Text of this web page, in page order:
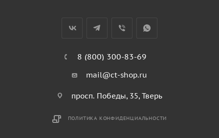
8 (800) 300-83-69
mail@ct-shop.ru
просп. Победы, 35, Тверь
ПОЛИТИКА КОНФИДЕНЦИАЛЬНОСТИ